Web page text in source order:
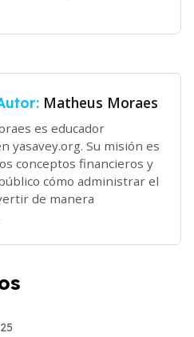
Matheus Moraes
es educador
yasavey.org. Su misión es
conceptos financieros y
cómo administrar el
de manera